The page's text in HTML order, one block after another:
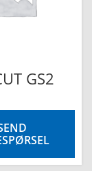
GS2